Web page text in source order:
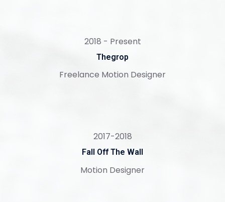
2018 - Present
Thegrop
Freelance Motion Designer
2017-2018
Fall Off The Wall
Motion Designer